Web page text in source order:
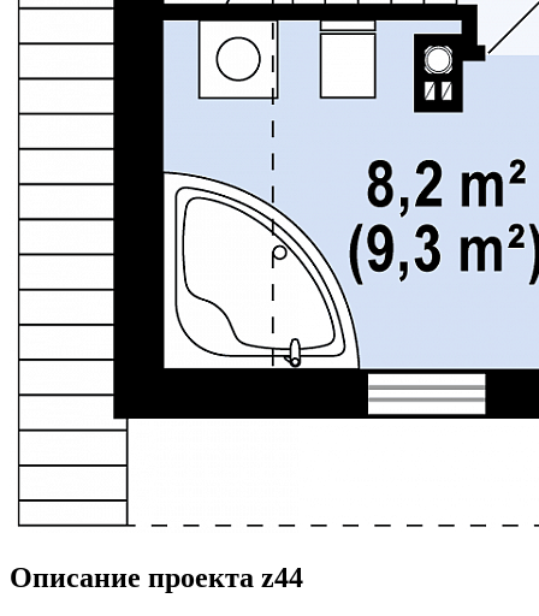
Описание проекта z44